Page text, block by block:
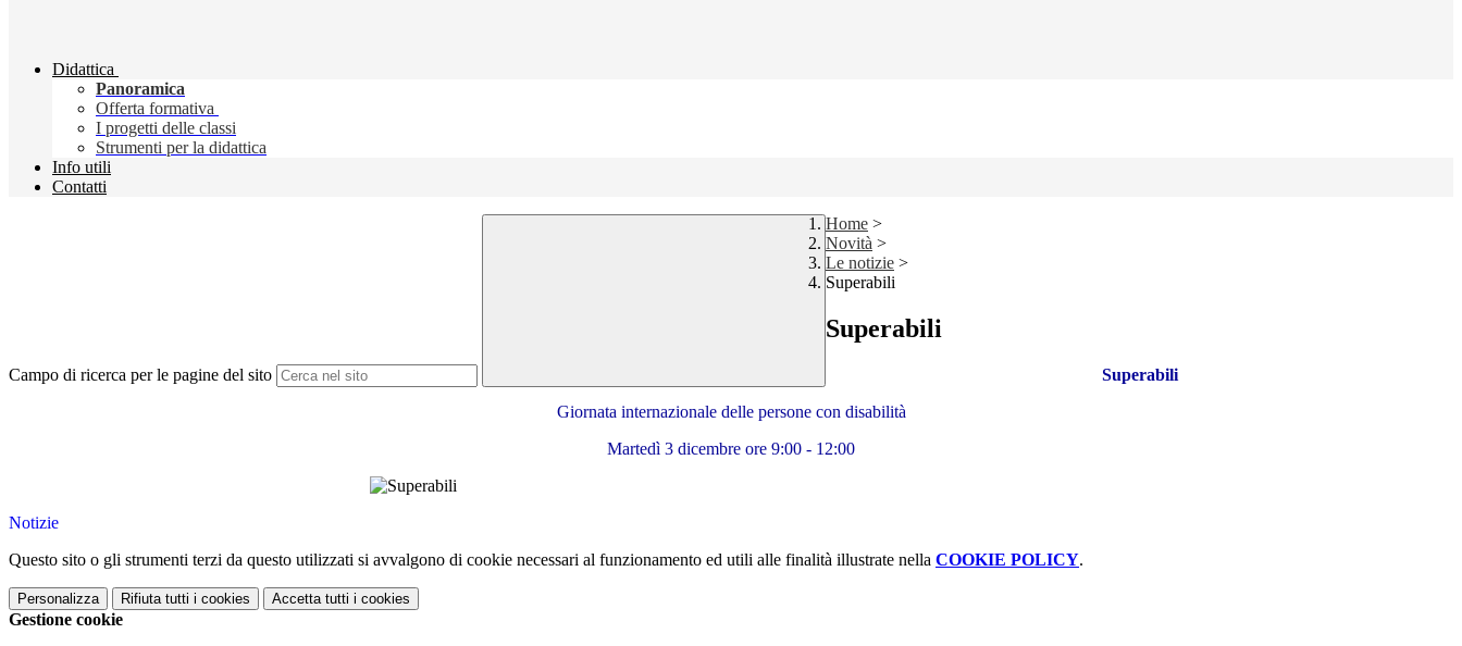
Didattica
Panoramica
Offerta formativa
I progetti delle classi
Strumenti per la didattica
Info utili
Contatti
Campo di ricerca per le pagine del sito
Home >
Novità >
Le notizie >
Superabili
Superabili
Superabili
Giornata internazionale delle persone con disabilità
Martedì 3 dicembre ore 9:00 - 12:00
Notizie
Questo sito o gli strumenti terzi da questo utilizzati si avvalgono di cookie necessari al funzionamento ed utili alle finalità illustrate nella COOKIE POLICY.
Personalizza Rifiuta tutti i cookies Accetta tutti i cookies
Gestione cookie